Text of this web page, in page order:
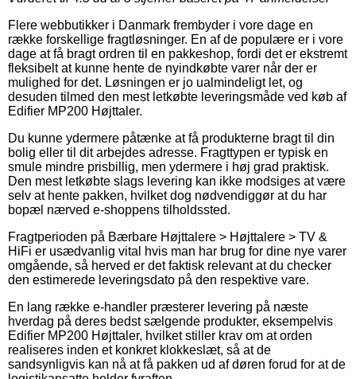
Flere webbutikker i Danmark frembyder i vore dage en
række forskellige fragtløsninger. En af de populære er i vore
dage at få bragt ordren til en pakkeshop, fordi det er ekstremt
fleksibelt at kunne hente de nyindkøbte varer når der er
mulighed for det. Løsningen er jo ualmindeligt let, og
desuden tilmed den mest letkøbte leveringsmåde ved køb af
Edifier MP200 Højttaler.
Du kunne ydermere påtænke at få produkterne bragt til din
bolig eller til dit arbejdes adresse. Fragttypen er typisk en
smule mindre prisbillig, men ydermere i høj grad praktisk.
Den mest letkøbte slags levering kan ikke modsiges at være
selv at hente pakken, hvilket dog nødvendiggør at du har
bopæl nærved e-shoppens tilholdssted.
Fragtperioden på Bærbare Højttalere > Højttalere > TV &
HiFi er usædvanlig vital hvis man har brug for dine nye varer
omgående, så herved er det faktisk relevant at du checker
den estimerede leveringsdato på den respektive vare.
En lang række e-handler præsterer levering på næste
hverdag på deres bedst sælgende produkter, eksempelvis
Edifier MP200 Højttaler, hvilket stiller krav om at orden
realiseres inden et konkret klokkeslæt, så at de
sandsynligvis kan nå at få pakken ud af døren forud for at de